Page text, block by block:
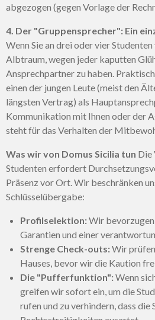
abgezogen (gegen Vorlage der
4. Der "Gruppensprecher": Ein
Wenn Sie an drei oder vier
Albtraum, wegen jeder kaputten
Ansprechpartner zu haben.
einen der jungen Leute (meist den
längsten Vertrag) als
Kommunikation mit Ihnen oder der
steht für das Verhalten der
Was wir von Domus Sicilia tun Die
Studenten erfordert
Präsenz vor Ort. Wir beschränken
Schlüsselübergabe:
Profilselektion:Wir
Garantien und einer
Strenge Check-outs:Wir
Hauses, bevor wir die Kaution
Die "Pufferfunktion":Wenn
greifen wir sofort ein, um die
rufen und zu verhindern, dass die